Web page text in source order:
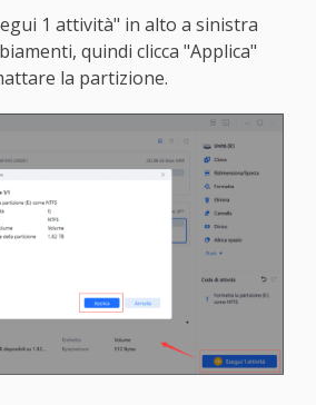
1 attività" in alto a sinistra
quindi clicca "Applica"
la partizione.